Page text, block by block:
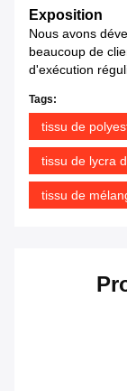
Exposition
Nous avons
beaucoup de
d'exécution
Tags:
tissu de
tissu de lycra
tissu de